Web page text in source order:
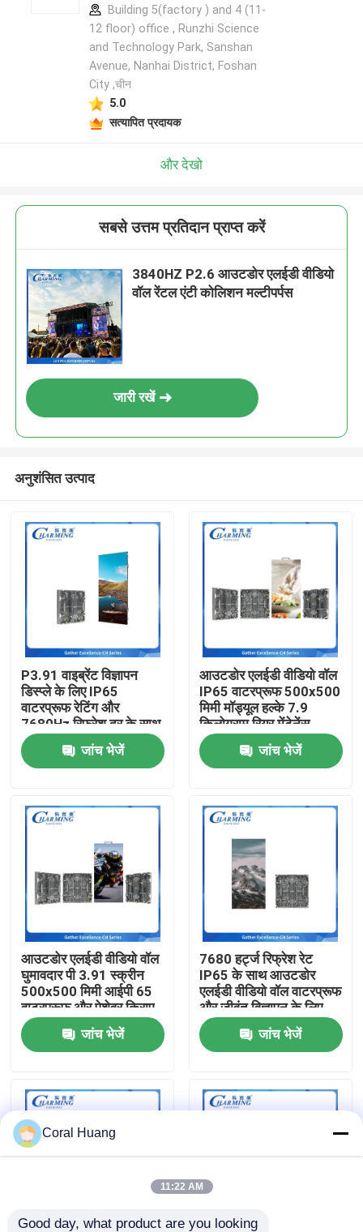
होम
उत्पाद
फैक्टरी यात्रा
गुणवत्ता नियंत्रण
समाचार
एलईडी वीडियो दीवार प्रदर्शन
Building 5(factory ) and 4 (11-
12 floor) office , Runzhi Science
and Technology Park, Sanshan
Avenue, Nanhai District, Foshan
City ,चीन
5.0
सत्यापित प्रदायक
और देखो
सबसे उत्तम प्रतिदान प्राप्त करें
3840HZ P2.6 आउटडोर एलईडी वीडियो
वॉल रेंटल एंटी कोलिशन मल्टीपर्पस
जारी रखें
अनुशंसित उत्पाद
P3.91 वाइब्रेंट विज्ञापन
डिस्प्ले के लिए IP65
वाटरप्रूफ रेटिंग और
7680Hz रिफ्रेश दर के साथ
आउटडोर एलईडी वीडियो वॉल
जांच भेजें
आउटडोर एलईडी वीडियो वॉल
IP65 वाटरप्रूफ 500x500
मिमी मॉड्यूल हल्के 7.9
किलोग्राम रियर मेंटेनेंस
किराये के मंच और आउटडोर
इवेंट के लिए आदर्श
जांच भेजें
आउटडोर एलईडी वीडियो वॉल
घुमावदार पी 3.91 स्क्रीन
500x500 मिमी आईपी 65
वाटरप्रूफ और पेशेवर किराए
के लिए 3500nit चमक के
साथ
जांच भेजें
7680 हर्ट्ज रिफ्रेश रेट
IP65 के साथ आउटडोर
एलईडी वीडियो वॉल वाटरप्रूफ
और जीवंत विज्ञापन के लिए
500x500 मिमी कैबिनेट
आकार
जांच भेजें
Coral Huang
11:22 AM
Good day, what product are you looking